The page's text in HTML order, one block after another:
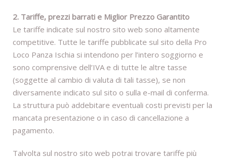
2. Tariffe, prezzi barrati e Miglior Prezzo Garantito
Le tariffe indicate sul nostro sito web sono altamente
competitive. Tutte le tariffe pubblicate sul sito della Pro
Loco Panza Ischia si intendono per l’intero soggiorno e
sono comprensive dell’IVA e di tutte le altre tasse
(soggette al cambio di valuta di tali tasse), se non
diversamente indicato sul sito o sulla e-mail di conferma.
La struttura può addebitare eventuali costi previsti per la
mancata presentazione o in caso di cancellazione a
pagamento.
Talvolta sul nostro sito web potrai trovare tariffe più